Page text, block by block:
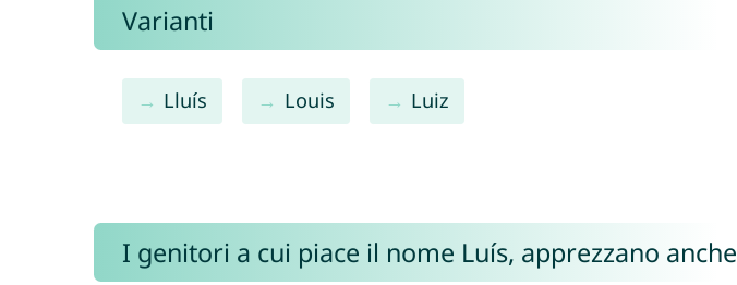
Varianti
Lluís Louis Luiz
I genitori a cui piace il nome Luís, apprezzano anche